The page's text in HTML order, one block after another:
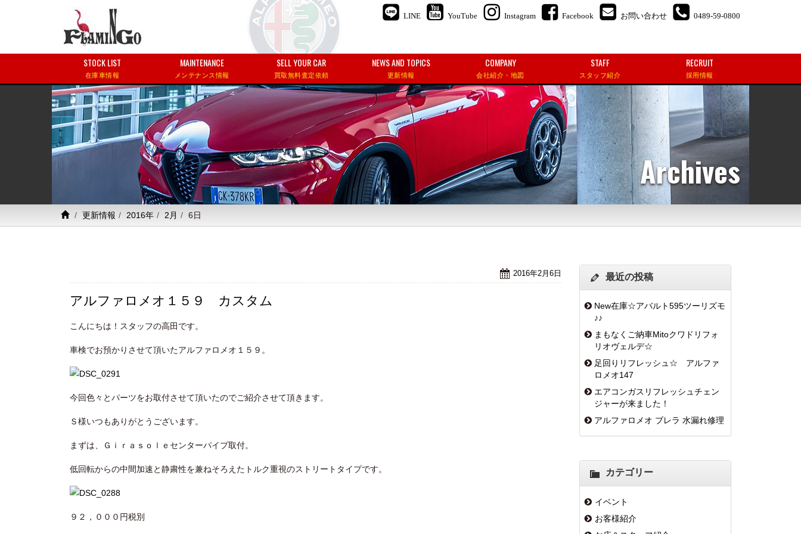
LINE YouTube Instagram Facebook お問い合わせ 0489-59-0800
STOCK LIST
在庫車情報
MAINTENANCE
メンテナンス情報
SELL YOUR CAR
買取無料査定依頼
NEWS AND TOPICS
更新情報
COMPANY
会社紹介・地図
STAFF
スタッフ紹介
RECRUIT
採用情報
Archives
更新情報 2016年 2月 6日
2016年2月6日
アルファロメオ１５９ カスタム
こんにちは！スタッフの高田です。
車検でお預かりさせて頂いたアルファロメオ１５９。
今回色々とパーツをお取付させて頂いたのでご紹介させて頂きます。
Ｓ様いつもありがとうございます。
まずは、Ｇｉｒａｓｏｌｅセンターパイプ取付。
低回転からの中間加速と静粛性を兼ねそろえたトルク重視のストリートタイプです。
９２，０００円税別
最近の投稿
New在庫☆アバルト595ツーリズモ
♪♪
まもなくご納車Mitoクワドリフォ
リオヴェルデ☆
足回りリフレッシュ☆ アルファ
ロメオ147
エアコンガスリフレッシュチェン
ジャーが来ました！
アルファロメオ ブレラ 水漏れ修理
カテゴリー
イベント
お客様紹介